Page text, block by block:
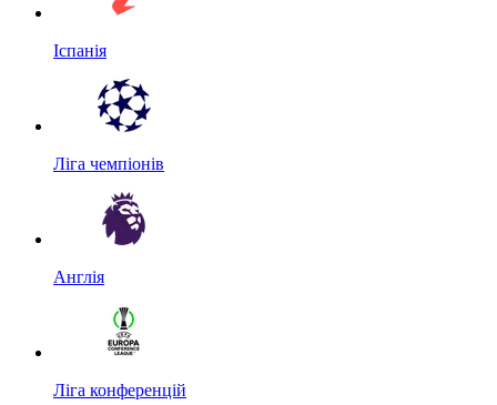
Іспанія
Ліга чемпіонів
Англія
Ліга конференцій